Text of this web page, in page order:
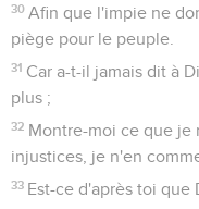
30 Afin que l'impie ne
piège pour le peuple.
31 Car a-t-il jamais dit à
plus ;
32 Montre-moi ce que je
injustices, je n'en
33 Est-ce d'après toi que